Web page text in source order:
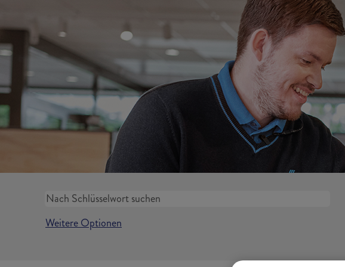
Weitere Optionen